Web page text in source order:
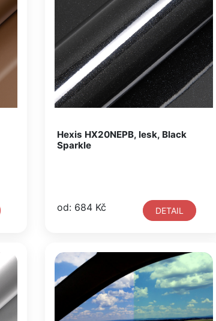
Hexis HX20NEPB, lesk, Black
Sparkle
od: 684 Kč DETAIL